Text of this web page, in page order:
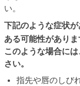
い。
下記のような症状が
ある可能性がありま
このような場合に
さい。
指先や唇のしび